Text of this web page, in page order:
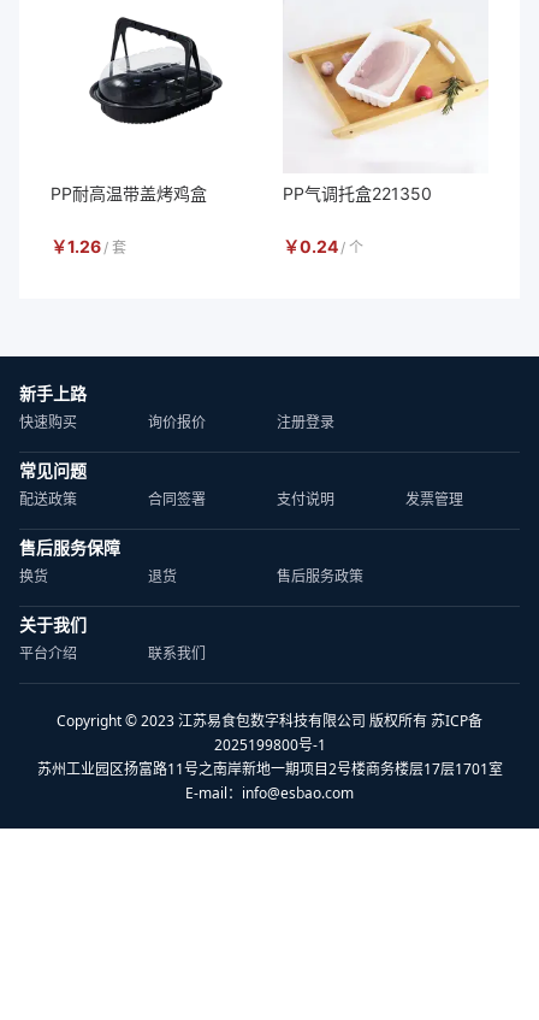
PP耐高温带盖烤鸡盒
￥1.26 / 套
PP气调托盒221350
￥0.24 / 个
新手上路
快速购买 询价报价 注册登录
常见问题
配送政策 合同签署 支付说明 发票管理
售后服务保障
换货 退货 售后服务政策
关于我们
平台介绍 联系我们
Copyright © 2023 江苏易食包数字科技有限公司 版权所有 苏ICP备
2025199800号-1
苏州工业园区扬富路11号之南岸新地一期项目2号楼商务楼层17层1701室
E-mail： info@esbao.com